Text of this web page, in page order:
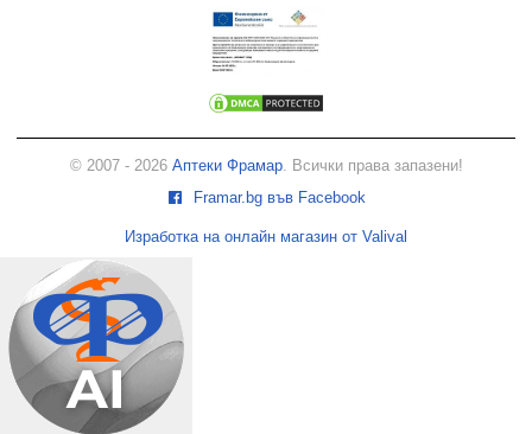
© 2007 - 2026 Аптеки Фрамар. Всички права запазени!
Framar.bg във Facebook
Изработка на онлайн магазин от Valival